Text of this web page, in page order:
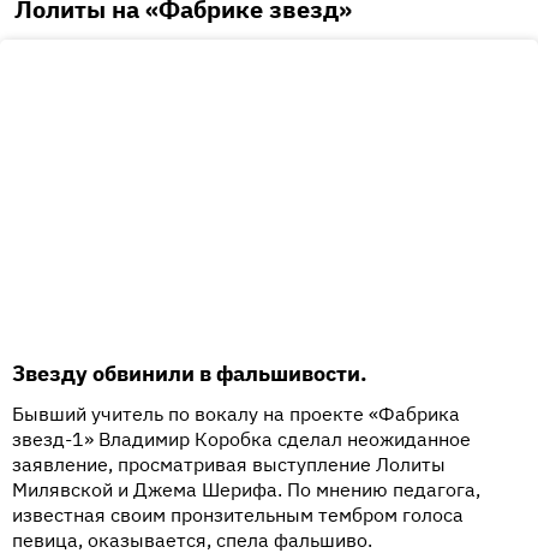
Лолиты на «Фабрике звезд»
Звезду обвинили в фальшивости.
Бывший учитель по вокалу на проекте «Фабрика
звезд-1» Владимир Коробка сделал неожиданное
заявление, просматривая выступление Лолиты
Милявской и Джема Шерифа. По мнению педагога,
известная своим пронзительным тембром голоса
певица, оказывается, спела фальшиво.